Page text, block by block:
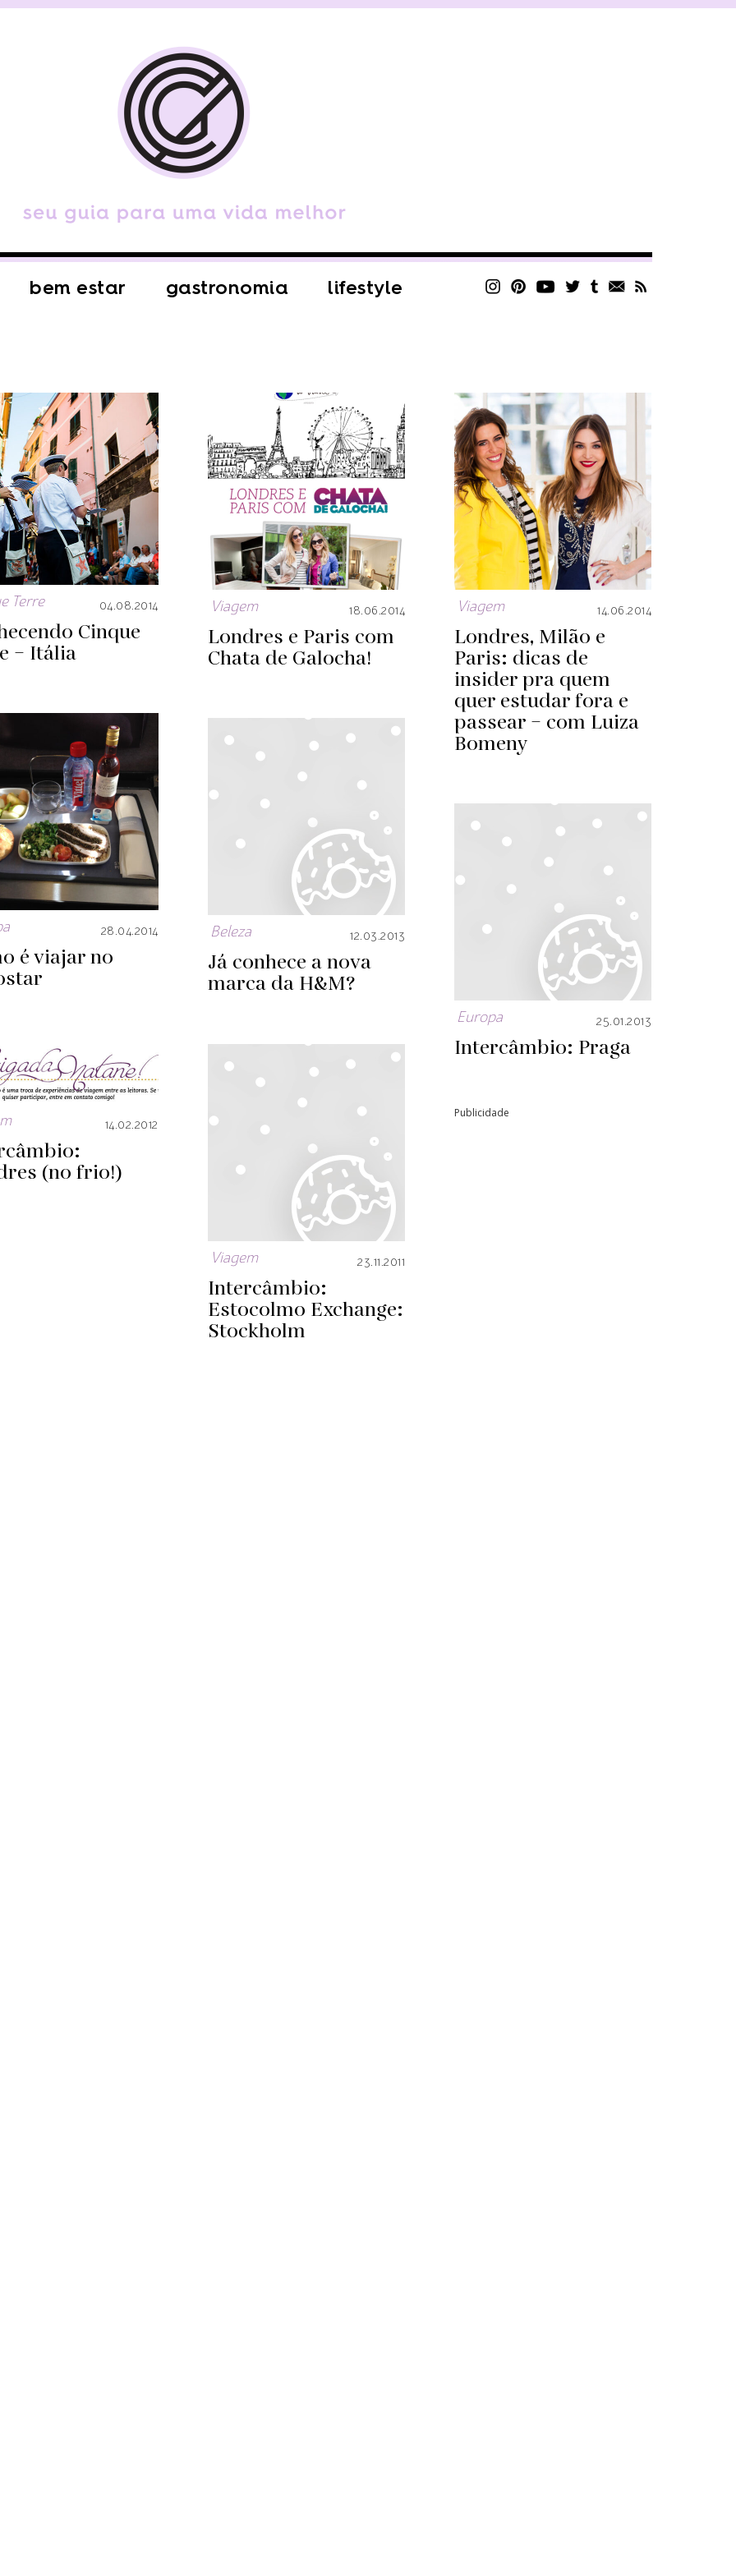
bem estar gastronomia lifestyle
Terre 04.08.2014
Cinque
– Itália
Viagem 18.06.2014
Londres e Paris com
Chata de Galocha!
Viagem 14.06.2014
Londres, Milão e
Paris: dicas de
insider pra quem
quer estudar fora e
passear – com Luiza
Bomeny
28.04.2014
é viajar no
Beleza 12.03.2013
Já conhece a nova
marca da H&M?
Europa 25.01.2013
Intercâmbio: Praga
14.02.2012
(no frio!)
Viagem 23.11.2011
Intercâmbio:
Estocolmo Exchange:
Stockholm
Publicidade